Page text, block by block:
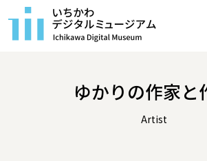
ゆかりの作家と
Artist